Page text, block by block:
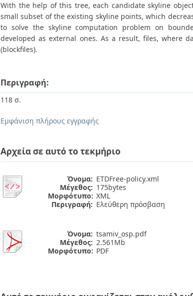
With the help of this tree, each candidate skyline
small subset of the existing skyline points, which
to solve the skyline computation problem on
developed as external ones. As a result, files, where
(blockfiles).
Περιγραφή:
118 σ.
Εμφάνιση πλήρους εγγραφής
Αρχεία σε αυτό το τεκμήριο
Όνομα: ETDFree-policy.xml
Μέγεθος: 175bytes
Μορφότυπο: XML
Περιγραφή: Ελεύθερη πρόσβαση
Όνομα: tsamiv_osp.pdf
Μέγεθος: 2.561Mb
Μορφότυπο: PDF